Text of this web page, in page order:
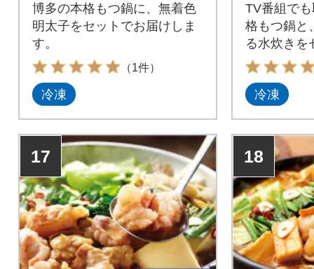
博多の本格もつ鍋に、無着色
明太子をセットでお届けしま
す。
（1件）
冷凍
TV番組で
格もつ鍋と
る水炊きを
た。
冷凍
17 18